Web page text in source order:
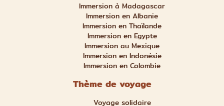
Immersion à Madagascar
Immersion en Albanie
Immersion en Thaïlande
Immersion en Egypte
Immersion au Mexique
Immersion en Indonésie
Immersion en Colombie
Thème de voyage
Voyage solidaire